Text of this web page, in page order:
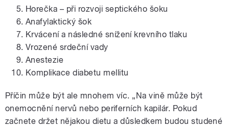
Horečka – při rozvoji septického šoku
Anafylaktický šok
Krvácení a následné snížení krevního tlaku
Vrozené srdeční vady
Anestezie
Komplikace diabetu mellitu
Příčin může být ale mnohem víc. „Na vině může být
onemocnění nervů nebo periferních kapilár. Pokud
začnete držet nějakou dietu a důsledkem budou studené